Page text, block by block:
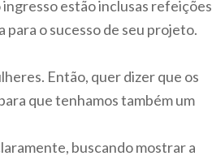
estão inclusas refeições
para o sucesso de seu projeto.
Então, quer dizer que os
que tenhamos também um
buscando mostrar a